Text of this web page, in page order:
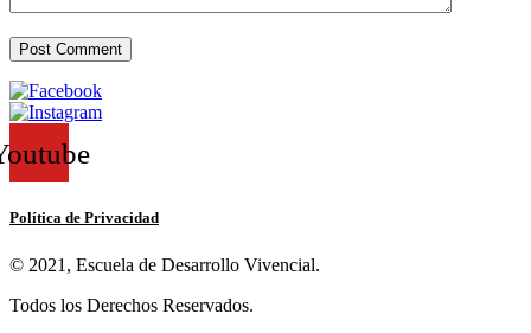
Política de Privacidad
© 2021, Escuela de Desarrollo Vivencial.
Todos los Derechos Reservados.